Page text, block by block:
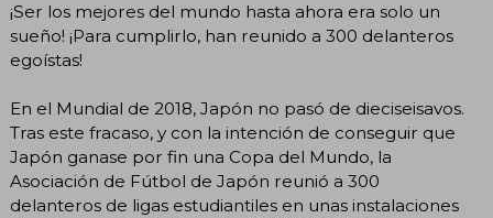
¡Ser los mejores del mundo hasta ahora era solo un
sueño! ¡Para cumplirlo, han reunido a 300 delanteros
egoístas!
En el Mundial de 2018, Japón no pasó de dieciseisavos.
Tras este fracaso, y con la intención de conseguir que
Japón ganase por fin una Copa del Mundo, la
Asociación de Fútbol de Japón reunió a 300
delanteros de ligas estudiantiles en unas instalaciones